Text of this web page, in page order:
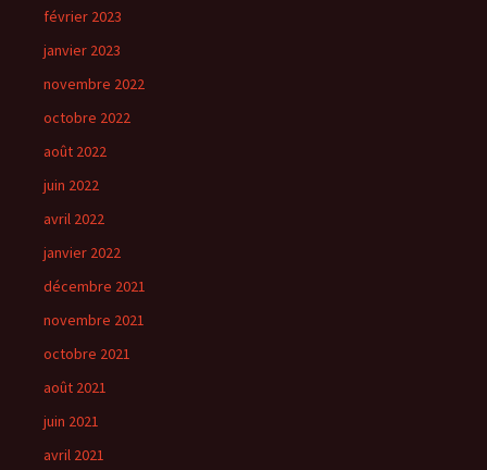
février 2023
janvier 2023
novembre 2022
octobre 2022
août 2022
juin 2022
avril 2022
janvier 2022
décembre 2021
novembre 2021
octobre 2021
août 2021
juin 2021
avril 2021